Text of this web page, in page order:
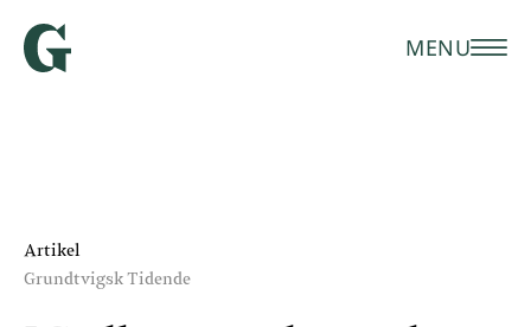
MENU
Artikel
Grundtvigsk Tidende